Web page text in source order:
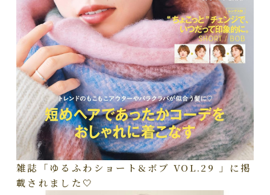
雑誌「ゆるふわショート&ボブ VOL.29 」に掲
載されました🤍